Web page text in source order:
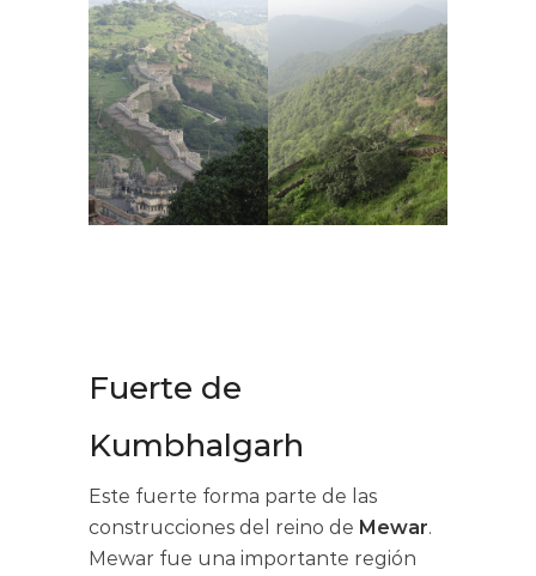
Fuerte de
Kumbhalgarh
Este fuerte forma parte de las
construcciones del reino de Mewar.
Mewar fue una importante región